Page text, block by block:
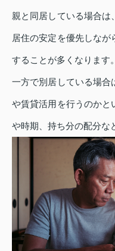
親と同居している場合は
居住の安定を優先しな
することが多くなります。
一方で別居している場合
や賃貸活用を行うのかと
や時期、持ち分の配分な